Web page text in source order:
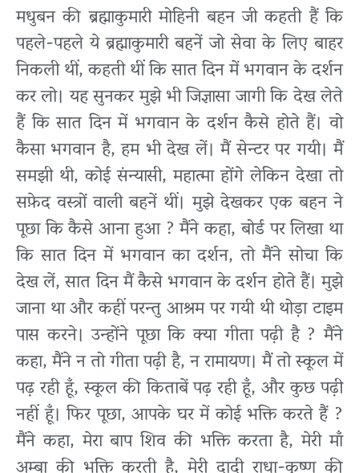
मधुबन की ब्रह्माकुमारी मोहिनी बहन जी कहती हैं कि
पहले-पहले ये ब्रह्माकुमारी बहनें जो सेवा के लिए बाहर
निकली थीं, कहती थीं कि सात दिन में भगवान के दर्शन
कर लो। यह सुनकर मुझे भी जिज्ञासा जागी कि देख लेते
हैं कि सात दिन में भगवान के दर्शन कैसे होते हैं। वो
कैसा भगवान है, हम भी देख लें। मैं सेन्टर पर गयी। मैं
समझी थी, कोई संन्यासी, महात्मा होंगे लेकिन देखा तो
सफ़ेद वस्त्रों वाली बहनें थीं। मुझे देखकर एक बहन ने
पूछा कि कैसे आना हुआ ? मैंने कहा, बोर्ड पर लिखा था
कि सात दिन में भगवान का दर्शन, तो मैंने सोचा कि
देख लें, सात दिन मैं कैसे भगवान के दर्शन होते हैं। मुझे
जाना था और कहीं परन्तु आश्रम पर गयी थी थोड़ा टाइम
पास करने। उन्होंने पूछा कि क्या गीता पढ़ी है ? मैंने
कहा, मैंने न तो गीता पढ़ी है, न रामायण। मैं तो स्कूल में
पढ़ रही हूँ, स्कूल की किताबें पढ़ रही हूँ, और कुछ पढ़ी
नहीं हूँ। फिर पूछा, आपके घर में कोई भक्ति करते हैं ?
मैंने कहा, मेरा बाप शिव की भक्ति करता है, मेरी माँ